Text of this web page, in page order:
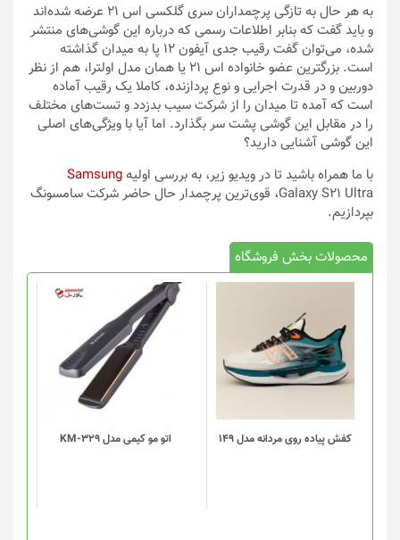
به هر حال به تازگی پرچمداران سری گلکسی اس ۲۱ عرضه شده‌اند
و باید گفت که بنابر اطلاعات رسمی که درباره این گوشی‌های منتشر
شده، می‌توان گفت رقیب جدی آیفون ۱۲ پا به میدان گذاشته
است. بزرگترین عضو خانواده اس ۲۱ یا همان مدل اولترا، هم از نظر
دوربین و در قدرت اجرایی و نوع پردازنده، کاملا یک رقیب آماده
است که آمده تا میدان را از شرکت سیب بدزدد و تست‌های مختلف
را در مقابل این گوشی پشت سر بگذارد. اما آیا با ویژگی‌های اصلی
این گوشی آشنایی دارید؟
با ما همراه باشید تا در ویدیو زیر، به بررسی اولیهSamsung
Galaxy S21 Ultra، قوی‌ترین پرچمدار حال حاضر شرکت سامسونگ
بپردازیم.
محصولات بخش فروشگاه
کفش پیاده روی مردانه مدل 149
محصول
دارای
انواع
مختلفی
باشد.
گزینه
اتو مو کیمی مدل KM-329